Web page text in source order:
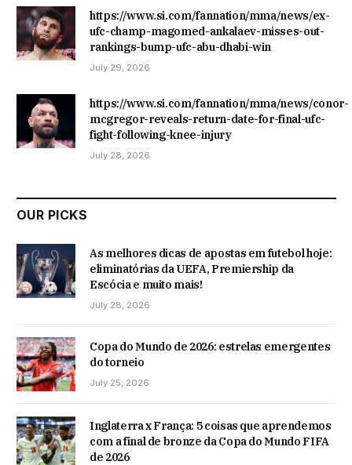
https://www.si.com/fannation/mma/news/ex-
ufc-champ-magomed-ankalaev-misses-out-
rankings-bump-ufc-abu-dhabi-win
July 29, 2026
https://www.si.com/fannation/mma/news/conor-
mcgregor-reveals-return-date-for-final-ufc-
fight-following-knee-injury
July 28, 2026
OUR PICKS
As melhores dicas de apostas em futebol hoje:
eliminatórias da UEFA, Premiership da
Escócia e muito mais!
July 28, 2026
Copa do Mundo de 2026: estrelas emergentes
do torneio
July 25, 2026
Inglaterra x França: 5 coisas que aprendemos
com a final de bronze da Copa do Mundo FIFA
de 2026